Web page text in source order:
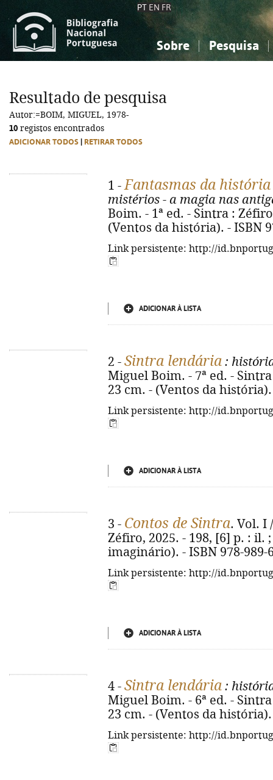
PT EN FR
Sobre Pesquisa
Ciências sociais...
Ciências sociais...
Resultado de pesquisa
Autor:=BOIM, MIGUEL, 1978-
10 registos encontrados
ADICIONAR TODOS RETIRAR TODOS
1 -Fantasmas da
mistérios - a magia nas
Boim. - 1ª ed. - Sintra :
(Ventos da história). - ISBN
Link persistente: http://
ADICIONAR À LISTA
2 - Sintra lendária :
Miguel Boim. - 7ª ed. -
23 cm. - (Ventos da história).
Link persistente: http://
ADICIONAR À LISTA
3 - Contos de Sintra. Vol. I
Zéfiro, 2025. - 198, [6] p. : il.
imaginário). - ISBN 978-989-
Link persistente: http://
ADICIONAR À LISTA
4 - Sintra lendária :
Miguel Boim. - 6ª ed. -
23 cm. - (Ventos da história).
Link persistente: http://